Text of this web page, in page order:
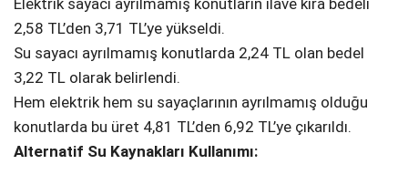
2,58 TL’den 3,71 TL’ye yükseldi.
Su sayacı ayrılmamış konutlarda 2,24 TL olan bedel
3,22 TL olarak belirlendi.
Hem elektrik hem su sayaçlarının ayrılmamış olduğu
konutlarda bu üret 4,81 TL’den 6,92 TL’ye çıkarıldı.
Alternatif Su Kaynakları Kullanımı: